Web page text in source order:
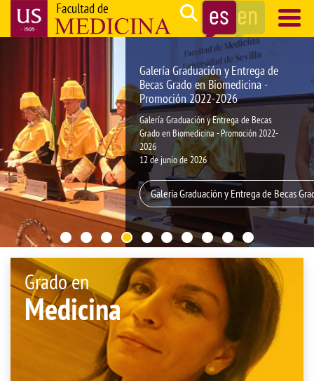
Pasar
Search
principal
Galería Graduación y Entrega de
Becas Grado en Biomedicina -
Promoción 2022-2026
Galería Graduación y Entrega de Becas
Grado en Biomedicina - Promoción 2022-
2026
12 de junio de 2026
Galería Graduación y Entrega de Becas
Grado en
Medicina